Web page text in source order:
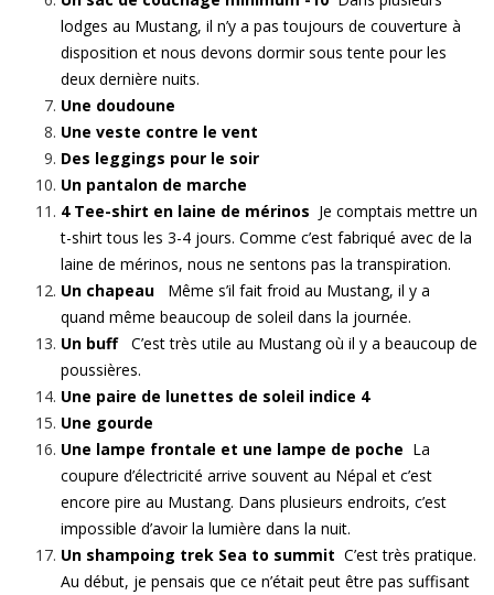
lodges au Mustang, il n’y a pas toujours de couverture à
disposition et nous devons dormir sous tente pour les
deux dernière nuits.
Une doudoune
Une veste contre le vent
Des leggings pour le soir
Un pantalon de marche
4 Tee-shirt en laine de mérinos Je comptais mettre un
t-shirt tous les 3-4 jours. Comme c’est fabriqué avec de la
laine de mérinos, nous ne sentons pas la transpiration.
Un chapeau Même s’il fait froid au Mustang, il y a
quand même beaucoup de soleil dans la journée.
Un buff C’est très utile au Mustang où il y a beaucoup de
poussières.
Une paire de lunettes de soleil indice 4
Une gourde
Une lampe frontale et une lampe de poche La
coupure d’électricité arrive souvent au Népal et c’est
encore pire au Mustang. Dans plusieurs endroits, c’est
impossible d’avoir la lumière dans la nuit.
Un shampoing trek Sea to summit C’est très pratique.
Au début, je pensais que ce n’était peut être pas suffisant